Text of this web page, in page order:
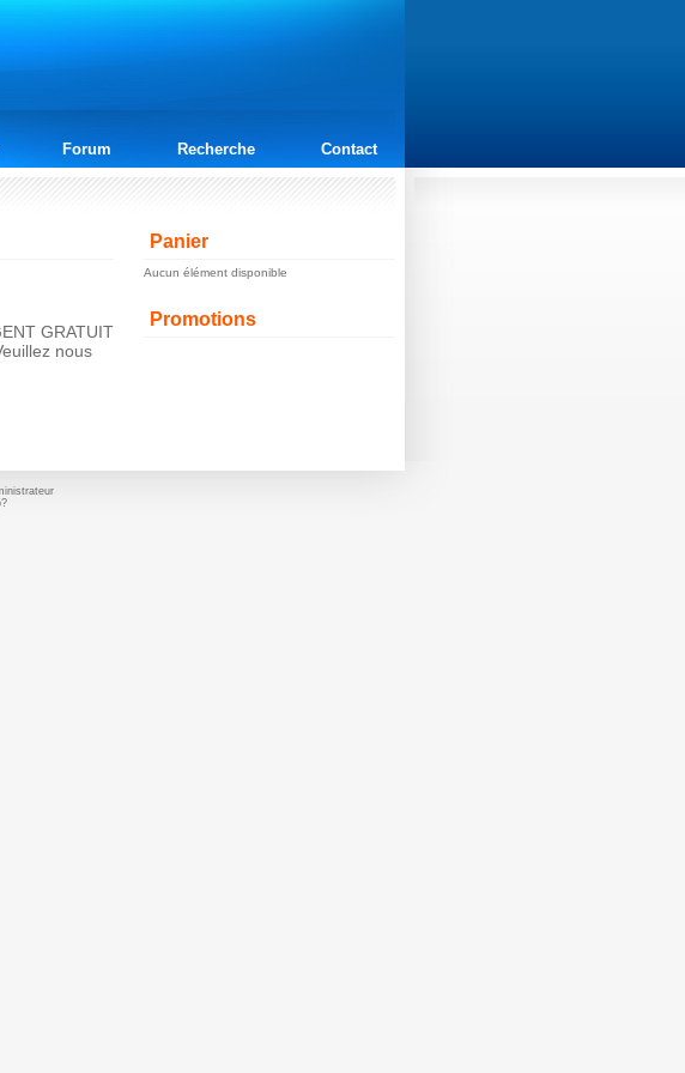
Forum Recherche Contact
Panier
Aucun élément disponible
Promotions
GRATUIT
nous